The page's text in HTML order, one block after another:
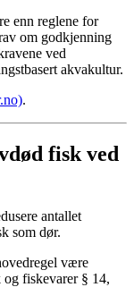
enn reglene for
om godkjenning
ved
akvakultur.
.
fisk ved
antallet
som dør.
være
fiskevarer § 14,